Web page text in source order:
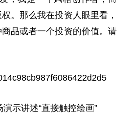
。那么我在投资人眼里看，
品或者一个投资的价值。请
示讲述“直接触控绘画”